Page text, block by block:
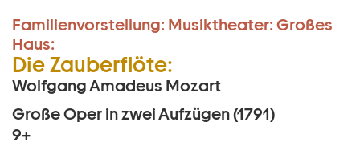
Familienvorstellung: Musiktheater: Großes
Haus:
Die Zauberflöte:
Wolfgang Amadeus Mozart
Große Oper in zwei Aufzügen (1791)
9+